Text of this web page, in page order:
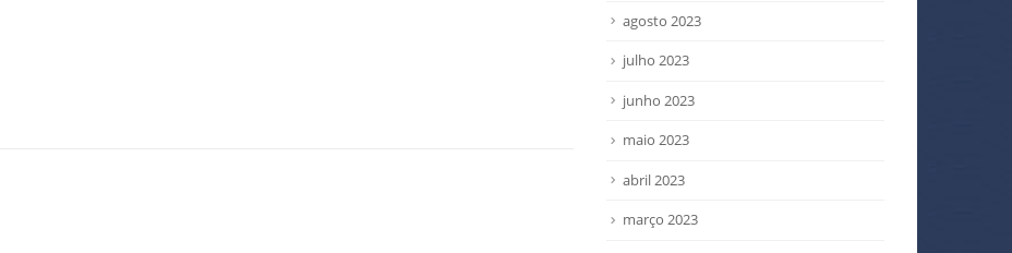
agosto 2023
julho 2023
junho 2023
maio 2023
abril 2023
março 2023